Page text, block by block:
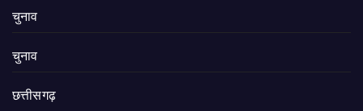
चुनाव
चुनाव
छत्तीसगढ़